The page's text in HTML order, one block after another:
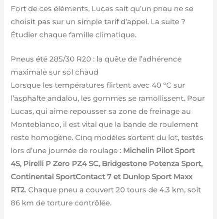
Fort de ces éléments, Lucas sait qu’un pneu ne se
choisit pas sur un simple tarif d’appel. La suite ?
Étudier chaque famille climatique.
Pneus été 285/30 R20 : la quête de l’adhérence
maximale sur sol chaud
Lorsque les températures flirtent avec 40 °C sur
l’asphalte andalou, les gommes se ramollissent. Pour
Lucas, qui aime repousser sa zone de freinage au
Monteblanco, il est vital que la bande de roulement
reste homogène. Cinq modèles sortent du lot, testés
lors d’une journée de roulage : Michelin Pilot Sport
4S, Pirelli P Zero PZ4 SC, Bridgestone Potenza Sport,
Continental SportContact 7 et Dunlop Sport Maxx
RT2. Chaque pneu a couvert 20 tours de 4,3 km, soit
86 km de torture contrôlée.